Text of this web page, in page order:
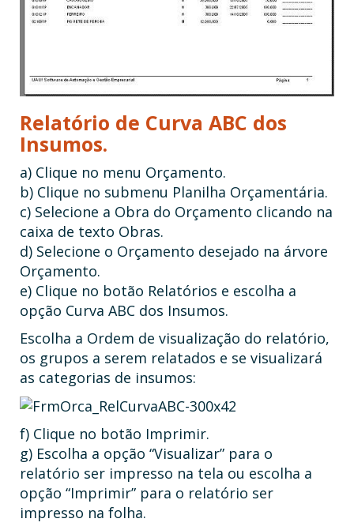
Relatório de Curva ABC dos
Insumos.
a) Clique no menu Orçamento.
b) Clique no submenu Planilha Orçamentária.
c) Selecione a Obra do Orçamento clicando na
caixa de texto Obras.
d) Selecione o Orçamento desejado na árvore
Orçamento.
e) Clique no botão Relatórios e escolha a
opção Curva ABC dos Insumos.
Escolha a Ordem de visualização do relatório,
os grupos a serem relatados e se visualizará
as categorias de insumos:
f) Clique no botão Imprimir.
g) Escolha a opção “Visualizar” para o
relatório ser impresso na tela ou escolha a
opção “Imprimir” para o relatório ser
impresso na folha.